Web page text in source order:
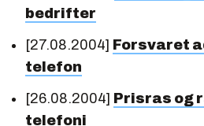
bedrifter
[27.08.2004] Forsvaret
telefon
[26.08.2004] Prisras og
telefoni